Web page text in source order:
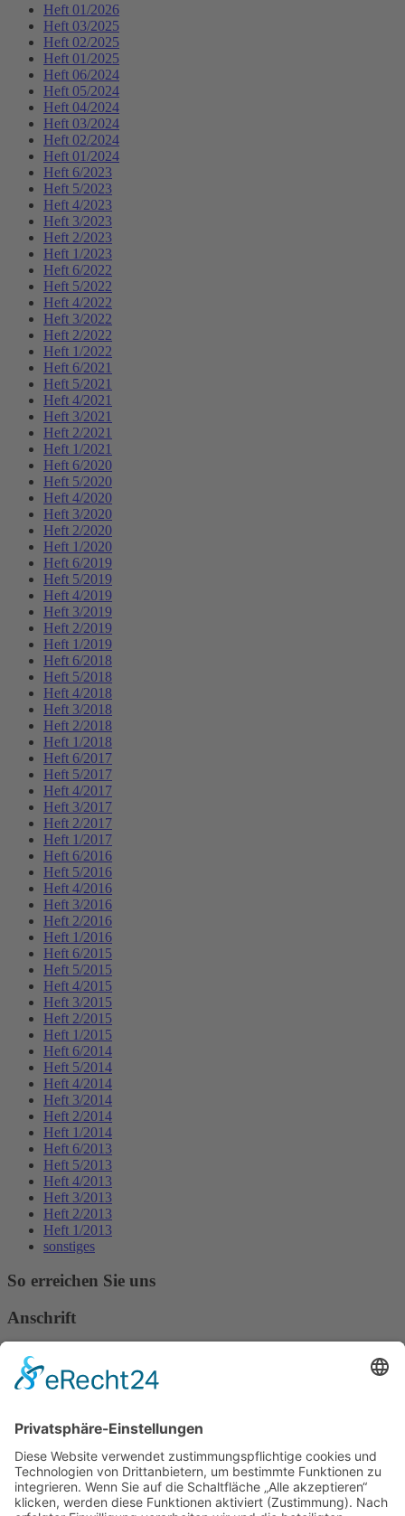
Heft 01/2026
Heft 03/2025
Heft 02/2025
Heft 01/2025
Heft 06/2024
Heft 05/2024
Heft 04/2024
Heft 03/2024
Heft 02/2024
Heft 01/2024
Heft 6/2023
Heft 5/2023
Heft 4/2023
Heft 3/2023
Heft 2/2023
Heft 1/2023
Heft 6/2022
Heft 5/2022
Heft 4/2022
Heft 3/2022
Heft 2/2022
Heft 1/2022
Heft 6/2021
Heft 5/2021
Heft 4/2021
Heft 3/2021
Heft 2/2021
Heft 1/2021
Heft 6/2020
Heft 5/2020
Heft 4/2020
Heft 3/2020
Heft 2/2020
Heft 1/2020
Heft 6/2019
Heft 5/2019
Heft 4/2019
Heft 3/2019
Heft 2/2019
Heft 1/2019
Heft 6/2018
Heft 5/2018
Heft 4/2018
Heft 3/2018
Heft 2/2018
Heft 1/2018
Heft 6/2017
Heft 5/2017
Heft 4/2017
Heft 3/2017
Heft 2/2017
Heft 1/2017
Heft 6/2016
Heft 5/2016
Heft 4/2016
Heft 3/2016
Heft 2/2016
Heft 1/2016
Heft 6/2015
Heft 5/2015
Heft 4/2015
Heft 3/2015
Heft 2/2015
Heft 1/2015
Heft 6/2014
Heft 5/2014
Heft 4/2014
Heft 3/2014
Heft 2/2014
Heft 1/2014
Heft 6/2013
Heft 5/2013
Heft 4/2013
Heft 3/2013
Heft 2/2013
Heft 1/2013
sonstiges
So erreichen Sie uns
Anschrift
Verband Deutscher Tierheilpraktiker e.V.
Verbandsverwaltung
Am Rosenbraken 12
E-Mail
Diese E-Mail-Adresse ist vor Spambots geschützt! Zur Anzeige
muss JavaScript eingeschaltet sein!